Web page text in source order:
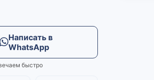
Написать в
WhatsApp
быстро